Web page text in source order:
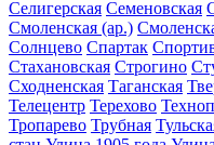
Селигерская Семеновская
Смоленская (ар.)
Солнцево Спартак
Стахановская Строгино
Сходненская Таганская
Телецентр Терехово
Тропарево Трубная